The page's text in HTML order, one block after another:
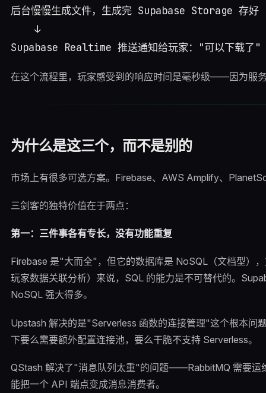
后台慢慢生成文件，生成完 Supabase Storage 存好
    ↓
在这个流程里，玩家感受到的响应时间是毫秒级——因为服
为什么是这三个，而不是别的
市场上有很多可选方案。Firebase、AWS Amplify、
三剑客的独特价值在于两点：
第一：三件事各有专长，没有功能重复
Firebase 是"大而全"，但它的数据库是 NoSQL（文档型）
玩家数据关联分析）来说，SQL 的能力是不可替代的。
NoSQL 强大得多。
Upstash 解决的是"Serverless 函数的连接管理"这个根本
下要么需要额外配置连接池，要么干脆不支持 Serverless。
QStash 解决了"消息队列太重"的问题——RabbitMQ 需要运
能把一个 API 端点变成消息消费者。